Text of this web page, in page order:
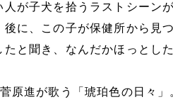
が子犬を拾うラストシーン
に、この子が保健所から見
と聞き、なんだかほっとした
原進が歌う「琥珀色の日々